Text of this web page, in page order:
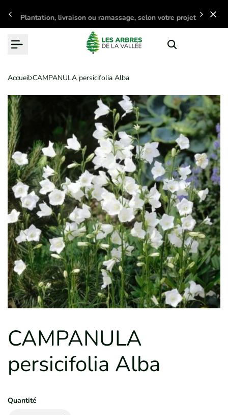
au
contenu
Plantation, livraison ou ramassage, selon votre projet
Accueil CAMPANULA persicifolia Alba
CAMPANULA
persicifolia Alba
Quantité